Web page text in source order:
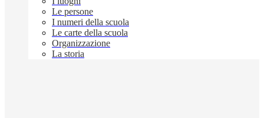
Le persone
I numeri della scuola
Le carte della scuola
Organizzazione
La storia